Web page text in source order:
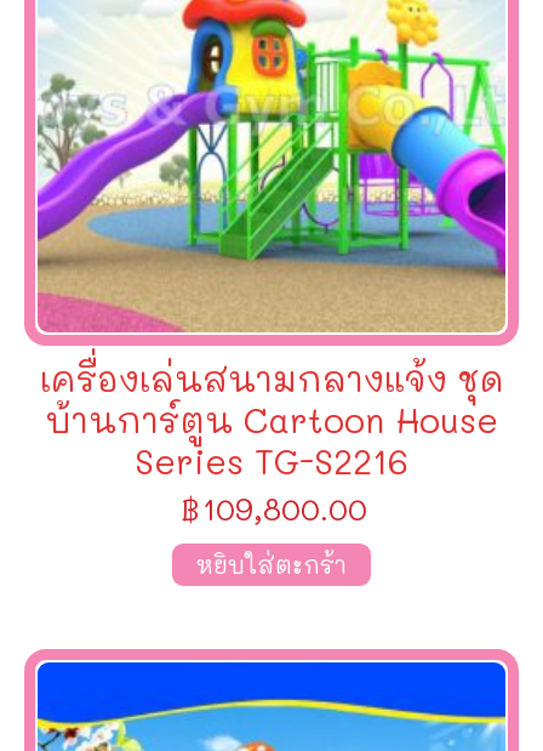
เครื่องเล่นสนามกลางแจ้ง ชุด
บ้านการ์ตูน Cartoon House
Series TG-S2216
฿109,800.00
หยิบใส่ตะกร้า